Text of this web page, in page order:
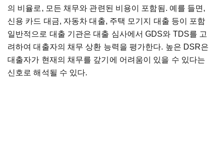
의 비율로 , 모든 채무와 관련된 비용이 포함됨. 예를 들면 ,
신용 카드 대금, 자동차 대출, 주택 모기지 대출 등이
포함
일반적으로 대출 기관은 대출 심사에서 GDS와 TDS를 고
려하여 대출자의 채무 상환 능력을 평가한다. 높은 DSR은
대출자가 현재의 채무를 갚기에 어려움이 있을 수 있다는
신호로 해석될 수 있다.